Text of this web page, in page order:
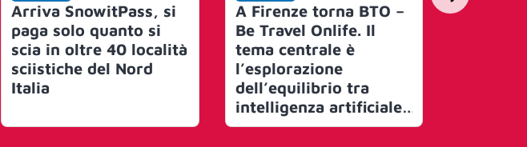
Arriva SnowitPass, si
paga solo quanto si
scia in oltre 40 località
sciistiche del Nord
Italia
A Firenze torna BTO –
Be Travel Onlife. Il
tema centrale è
l’esplorazione
dell’equilibrio tra
intelligenza artificiale
e valore umano
Assisi ti